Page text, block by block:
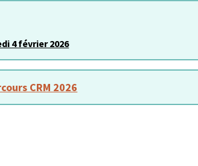
4 février 2026
CRM 2026